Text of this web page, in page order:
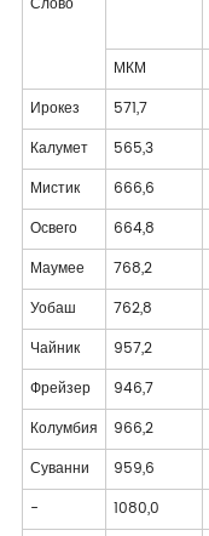
МКМ
Ирокез
571,7
Калумет
565,3
Мистик
666,6
Освего
664,8
Маумее
768,2
Уобаш
762,8
Чайник
957,2
Фрейзер
946,7
Колумбия
966,2
Суванни
959,6
-
1080,0